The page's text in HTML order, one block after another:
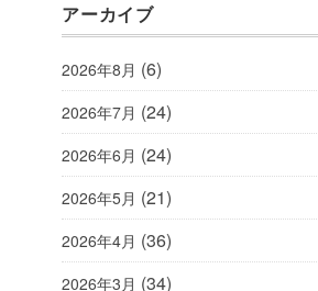
アーカイブ
2026年8月 (6)
2026年7月 (24)
2026年6月 (24)
2026年5月 (21)
2026年4月 (36)
2026年3月 (34)